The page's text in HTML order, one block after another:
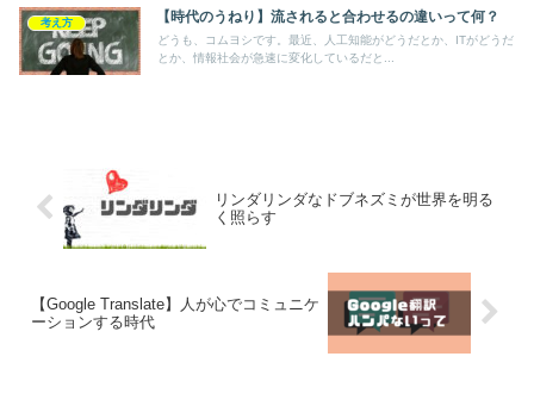
考え方 【時代のうねり】流されると合わせるの違いって何？
どうも、コムヨシです。最近、人工知能がどうだとか、ITがどうだ
とか、情報社会が急速に変化しているだと...
リンダリンダなドブネズミが世界を明る
く照らす
【Google Translate】人が心でコミュニケ
ーションする時代